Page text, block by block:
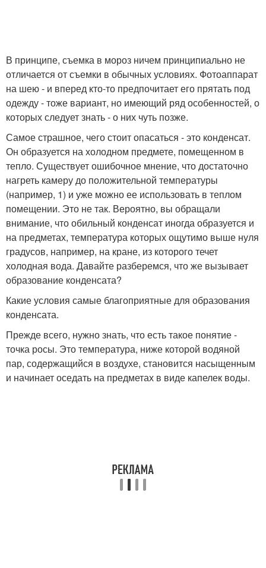
В принципе, съемка в мороз ничем принципиально не
отличается от съемки в обычных условиях. Фотоаппарат
на шею - и вперед кто-то предпочитает его прятать под
одежду - тоже вариант, но имеющий ряд особенностей, о
которых следует знать - о них чуть позже.
Самое страшное, чего стоит опасаться - это конденсат.
Он образуется на холодном предмете, помещенном в
тепло. Существует ошибочное мнение, что достаточно
нагреть камеру до положительной температуры
(например, 1) и уже можно ее использовать в теплом
помещении. Это не так. Вероятно, вы обращали
внимание, что обильный конденсат иногда образуется и
на предметах, температура которых ощутимо выше нуля
градусов, например, на кране, из которого течет
холодная вода. Давайте разберемся, что же вызывает
образование конденсата?
Какие условия самые благоприятные для образования
конденсата.
Прежде всего, нужно знать, что есть такое понятие -
точка росы. Это температура, ниже которой водяной
пар, содержащийся в воздухе, становится насыщенным
и начинает оседать на предметах в виде капелек воды.